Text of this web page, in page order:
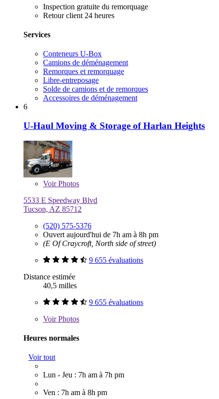
Inspection gratuite du remorquage
Retour client 24 heures
Services
Conteneurs U-Box
Camions de déménagement
Remorques et remorquage
Libre-entreposage
Solde de camions et de remorques
Accessoires de déménagement
6
U-Haul Moving & Storage of Harlan Heights
VoirPhotos
5533 E Speedway Blvd
Tucson, AZ 85712
(520) 575-5376
Ouvert aujourd'hui de 7h am à 8h pm
(E Of Craycroft, North side of street)
9 655 évaluations
Distance estimée
40,5 milles
9 655 évaluations
VoirPhotos
Heures normales
Voir tout
Lun - Jeu : 7h am à 7h pm
Ven : 7h am à 8h pm